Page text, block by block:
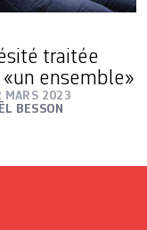
traitée
«un ensemble»
MARS 2023
BESSON